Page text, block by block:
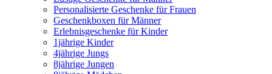
Personalisierte Geschenke für Frauen
Geschenkboxen für Männer
Erlebnisgeschenke für Kinder
1jährige Kinder
4jährige Jungs
8jährige Jungen